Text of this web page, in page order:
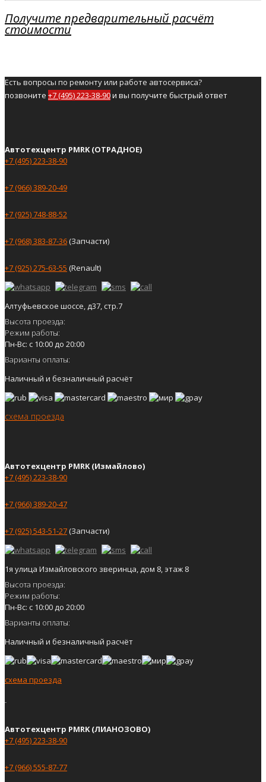
Получите предварительный расчёт
стоимости
Есть вопросы по ремонту или работе автосервиса?
позвоните +7 (495) 223-38-90и вы получите быстрый ответ
Автотехцентр PMRK (ОТРАДНОЕ)
+7 (495) 223-38-90
+7 (966) 389-20-49
+7 (925) 748-88-52
+7 (968) 383-87-36(Запчасти)
+7 (925) 275-63-55 (Renault)
Алтуфьевское шоссе, д37, стр.7
Высота проезда:
Режим работы:
Пн-Вс: с 10:00 до 20:00
Варианты оплаты:
Наличный и безналичный расчёт
схема проезда
Автотехцентр PMRK (Измайлово)
+7 (495) 223-38-90
+7 (966) 389-20-47
+7 (925) 543-51-27(Запчасти)
1я улица Измайловского зверинца, дом 8, этаж 8
Высота проезда:
Режим работы:
Пн-Вс: с 10:00 до 20:00
Варианты оплаты:
Наличный и безналичный расчёт
схема проезда
Автотехцентр PMRK (ЛИАНОЗОВО)
+7 (495) 223-38-90
+7 (966) 555-87-77